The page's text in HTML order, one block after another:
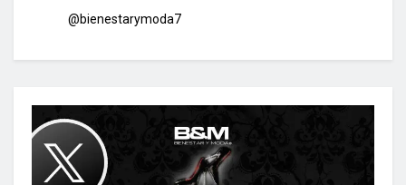
@bienestarymoda7